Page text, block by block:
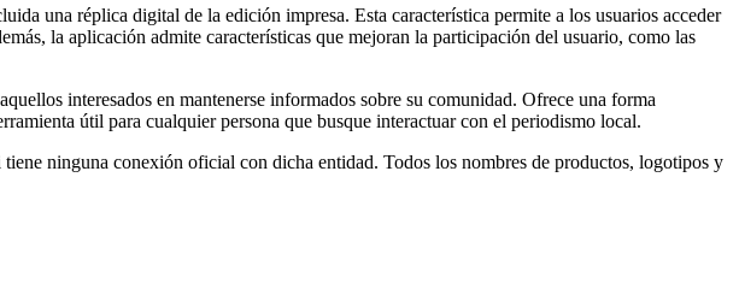
una réplica digital de la edición impresa. Esta característica permite a los usuarios acceder
la aplicación admite características que mejoran la participación del usuario, como las
interesados ​​en mantenerse informados sobre su comunidad. Ofrece una forma
útil para cualquier persona que busque interactuar con el periodismo local.
ninguna conexión oficial con dicha entidad. Todos los nombres de productos, logotipos y